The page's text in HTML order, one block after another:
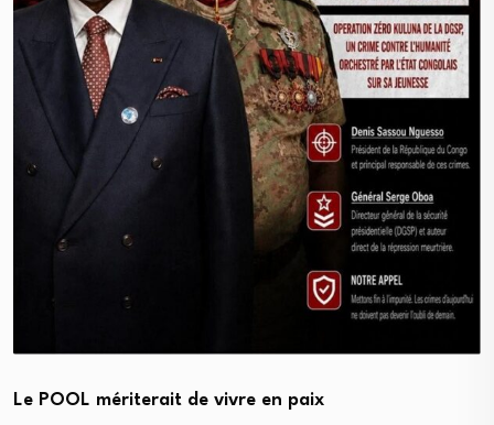
Le POOL mériterait de vivre en paix